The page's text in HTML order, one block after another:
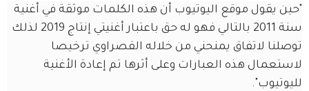
"حين يقول موقع اليوتيوب أن هذه الكلمات موثقة في أغنية
سنة 2011 بالتالي فهو له حق باعتبار أغنيتي إنتاج 2019 لذلك
توصلنا لاتفاق يمنحني من خلاله القصراوي ترخيصا
لاستعمال هذه العبارات وعلى أثرها تم إعادة الأغنية
لليوتيوب".